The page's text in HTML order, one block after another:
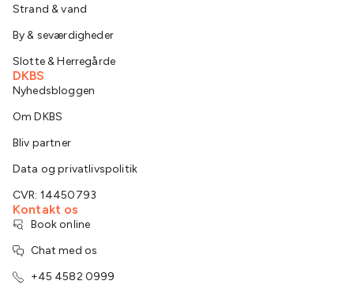
Strand & vand
By & seværdigheder
Slotte & Herregårde
DKBS
Nyhedsbloggen
Om DKBS
Bliv partner
Data og privatlivspolitik
CVR: 14450793
Kontakt os
Book online
Chat med os
+45 4582 0999